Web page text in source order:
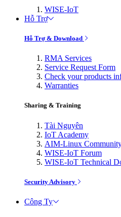
WISE-IoT
Hỗ Trợ
Hỗ Trợ & Download
RMA Services
Service Request Form
Check your products
Warranties
Sharing & Training
Tài Nguyên
IoT Academy
AIM-Linux
WISE-IoT Forum
WISE-IoT Technical
Security Advisory
Công Ty